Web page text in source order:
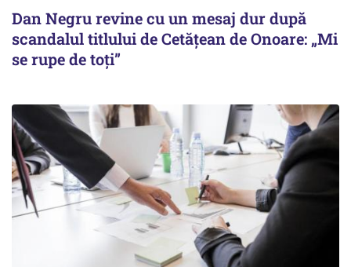
Dan Negru revine cu un mesaj dur după
scandalul titlului de Cetățean de Onoare: „Mi
se rupe de toți”